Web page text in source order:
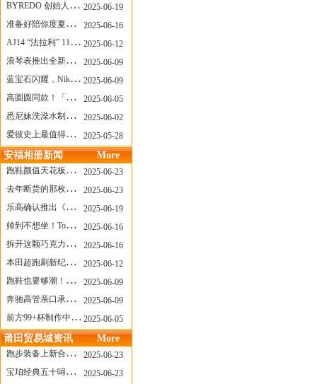
BYREDO 创始人离任，也带走了那份灵魂感
2025-06-19
准备好陪你度夏，nanamica x Suicoke 新联名来了
2025-06-16
AJ14 “法拉利” 11年后回归，红色超跑气场全开
2025-06-12
浪琴表推出全新先行者系列祖鲁时间1925腕表
2025-06-09
蓝宝石闪耀，Nike Air Max DN8 华丽变身
2025-06-09
高圆圆同款！「赤足New Balance」新联名曝光，铺货了
2025-06-05
悉尼妹洗澡水制成肥皂开启售卖！男粉：这肥皂能吃吗？
2025-06-02
爱彼史上最值得看的大展！揭秘150年传奇制表背后
2025-05-28
安福相册新闻 More
跑鞋颜值天花板？日常也能帅一脸
2025-06-23
去年断货的那枚表， CASIO指环表又要发售了
2025-06-23
乐高确认推出《哥斯拉》积木，这设计也太酷了！
2025-06-19
帅到不想坐！Tom Sachs x Helinox 这把露营椅太炸了
2025-06-16
拆开这颗巧克力，居然是皮卡丘？
2025-06-16
本田超跑刷新纪录了！700万元成交价
2025-06-12
跑鞋也要够潮！昂跑 x Slam Jam 联名即将发售
2025-06-09
奔驰高管亲口承认：电动G级，完全失败了！
2025-06-09
前方99+杯制作中！「爷爷不泡茶」苹果狗、桃桃喵，今夏顶流潮饮！
2025-06-05
莆田贸易城资讯 More
跑步装备上新合集，最近有什么可以关注的呢？
2025-06-23
宝珀经典五十噚家族再添新员 适配所有腕围的38mm小表径腕表亮相
2025-06-23